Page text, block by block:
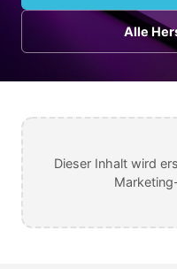
Alle
Dieser Inhalt wird